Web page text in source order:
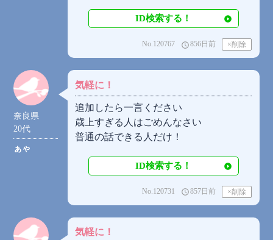
ID検索する！
access_time856日前
No.120767
奈良県
20代
ぁゃ
気軽に！
追加したら一言ください
歳上すぎる人はごめんなさい
普通の話できる人だけ！
ID検索する！
access_time857日前
No.120731
気軽に！